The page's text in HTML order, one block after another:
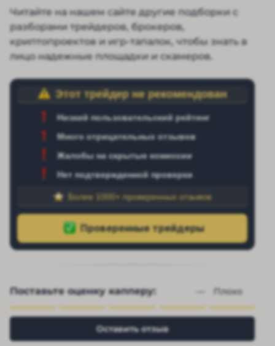
Читайте на нашем сайте другие подборки с
разборами трейдеров, брокеров,
криптопроектов и игр-тапалок, чтобы знать в
лицо надежные площадки и скамеров.
Этот трейдер не рекомендован
Низкий пользовательский рейтинг
Много отрицательных отзывов
Жалобы на скрытые комиссии
Нет подтвержденной проверки
Более 1000+ проверенных отзывов
Поставьте оценку капперу: — Плохо
Оставить отзыв